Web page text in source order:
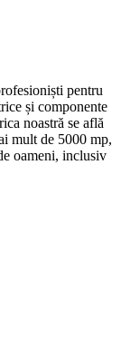
pentru
și componente
noastră se află
mult de 5000 mp,
oameni, inclusiv